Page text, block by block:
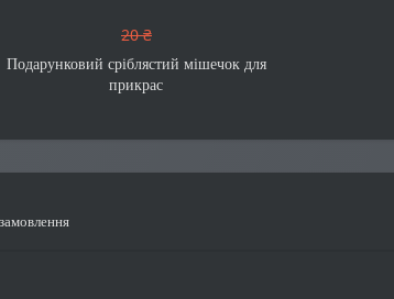
20 ₴
Подарунковий сріблястий мішечок для
прикрас